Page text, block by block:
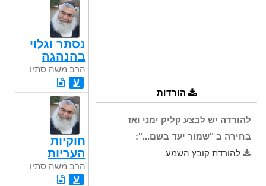
הורדות
להורדה יש לבצע קליק ימני ואז
בחירה ב "שמור יעד בשם...":
להורדת קובץ השמע
נסתר וגלוי
בהנהגה
הרב משה סתיו
ע
חוקיות
העריות
הרב משה סתיו
ע